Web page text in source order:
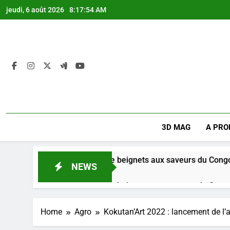
Skip
to
jeudi, 6 août 2026 8:17:54 AM
3D MAG A
NEWS
+ : Une boutique de beignets aux saveurs du Congo.
+ : Une boutique de beignets aux saveurs du Congo.
Home Agro Kokutan’Art 2022 : lancement de